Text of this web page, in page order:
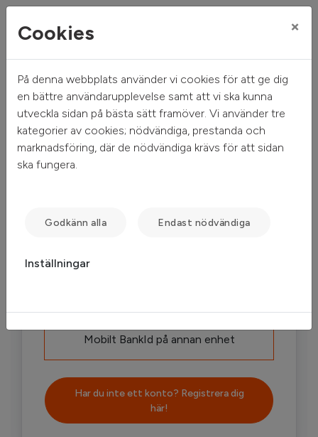
Mitt hem Mina sidor
Mina sidor
Mobilt BankId på annan enhet
Har du inte ett konto? Registrera dig
här!
Cookies ×
På denna webbplats använder vi cookies för att ge dig
en bättre användarupplevelse samt att vi ska kunna
utveckla sidan på bästa sätt framöver. Vi använder tre
kategorier av cookies; nödvändiga, prestanda och
marknadsföring, där de nödvändiga krävs för att sidan
ska fungera.
Godkänn alla Endast nödvändiga
Inställningar